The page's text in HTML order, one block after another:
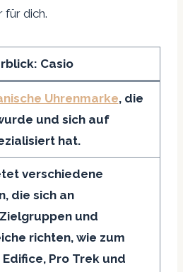
für dich.
Casio
Uhrenmarke, die
und sich auf
hat.
verschiedene
die sich an
und
richten, wie zum
Pro Trek und